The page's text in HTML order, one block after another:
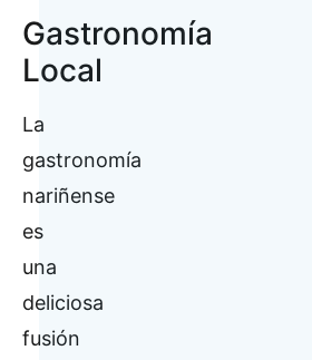
Gastronomía
Local
La
gastronomía
nariñense
es
una
deliciosa
fusión